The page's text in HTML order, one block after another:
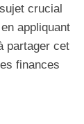
crucial
appliquant
partager cet
finances